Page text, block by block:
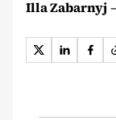
Illa Zabarnyj